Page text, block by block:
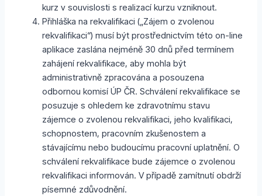
kurz v souvislosti s realizací kurzu vzniknout.
Přihláška na rekvalifikaci („Zájem o zvolenou
rekvalifikaci“) musí být prostřednictvím této on-line
aplikace zaslána nejméně 30 dnů před termínem
zahájení rekvalifikace, aby mohla být
administrativně zpracována a posouzena
odbornou komisí ÚP ČR. Schválení rekvalifikace se
posuzuje s ohledem ke zdravotnímu stavu
zájemce o zvolenou rekvalifikaci, jeho kvalifikaci,
schopnostem, pracovním zkušenostem a
stávajícímu nebo budoucímu pracovní uplatnění. O
schválení rekvalifikace bude zájemce o zvolenou
rekvalifikaci informován. V případě zamítnutí obdrží
písemné zdůvodnění.